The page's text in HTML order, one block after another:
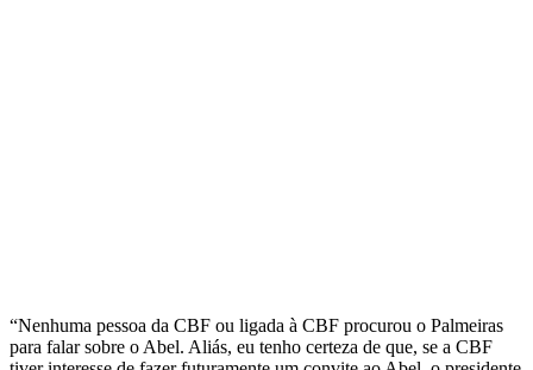
“Nenhuma pessoa da CBF ou ligada à CBF procurou o Palmeiras
para falar sobre o Abel. Aliás, eu tenho certeza de que, se a CBF